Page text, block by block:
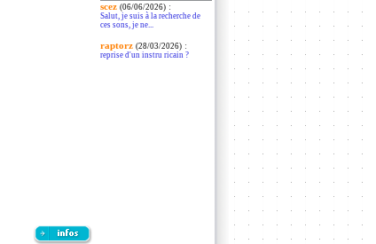
scez (06/06/2026):
Salut, je suis à la recherche de
ces sons, je ne...
raptorz (28/03/2026):
reprise d'un instru ricain ?